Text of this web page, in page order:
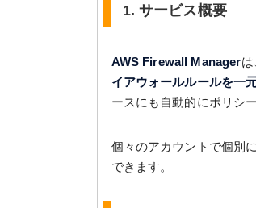
1. サービス概要
AWS Firewall Managerは
イアウォールルールを一
ースにも自動的にポリシ
個々のアカウントで個別
できます。